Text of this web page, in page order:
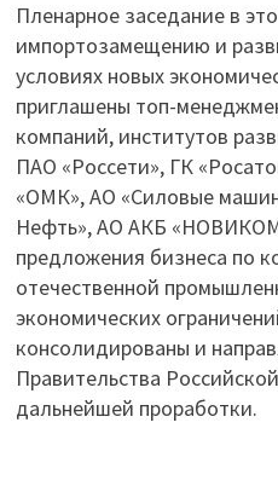
Пленарное заседание в
импортозамещению и
условиях новых
приглашены топ-
компаний, институтов
ПАО «Россети», ГК
«ОМК», АО «Силовые
Нефть», АО АКБ
предложения бизнеса по
отечественной
экономических
консолидированы и
Правительства
дальнейшей проработки.